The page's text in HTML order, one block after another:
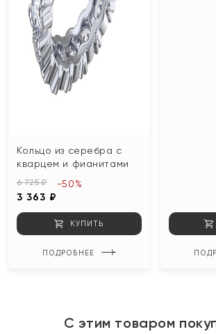
Кольцо из серебра с
кварцем и фианитами
6 725 ₽
3 363 ₽
-50%
КУПИТЬ
ПОДРОБНЕЕ
С этим товаром